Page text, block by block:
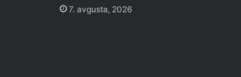
7. avgusta, 2026